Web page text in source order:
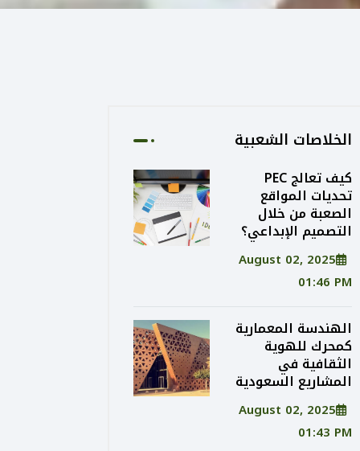
الخلاصات الشعبية
كيف تعالج PEC
تحديات المواقع
الصعبة من خلال
التصميم الإبداعي؟
August 02, 2025
01:46 PM
الهندسة المعمارية
كمحرك للهوية
الثقافية في
المشاريع السعودية
August 02, 2025
01:43 PM